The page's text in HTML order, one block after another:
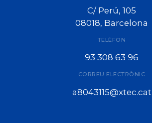
C/ Perú, 105
08018, Barcelona
TELÈFON
93 308 63 96
CORREU ELECTRÒNIC
a8043115@xtec.cat